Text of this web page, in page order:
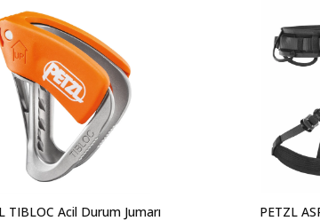
TIBLOC Acil Durum Jumarı PETZL